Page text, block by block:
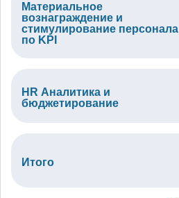
Материальное
вознаграждение и
стимулирование персонала
по KPI
HR Аналитика и
бюджетирование
Итого